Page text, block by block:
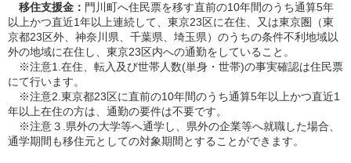
移住支援金： 門川町へ住民票を移す直前の10年間のうち通算5年
以上かつ直近1年以上連続して、東京23区に在住、又は東京圏（東
京都23区外、神奈川県、千葉県、埼玉県）のうちの条件不利地域以
外の地域に在住し、東京23区内への通勤をしていること。
※注意1.在住、転入及び世帯人数(単身・世帯)の事実確認は住民票
にて行います。
※注意2.東京都23区に直前の10年間のうち通算5年以上かつ直近1
年以上在住の方は、通勤の要件は不要です。
※注意３.県外の大学等へ通学し、県外の企業等へ就職した場合、
通学期間も移住元としての対象期間とすることができます。